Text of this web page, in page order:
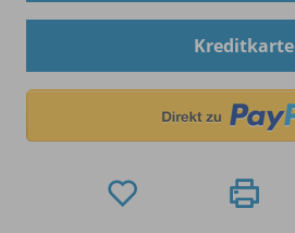
Kreditkarte